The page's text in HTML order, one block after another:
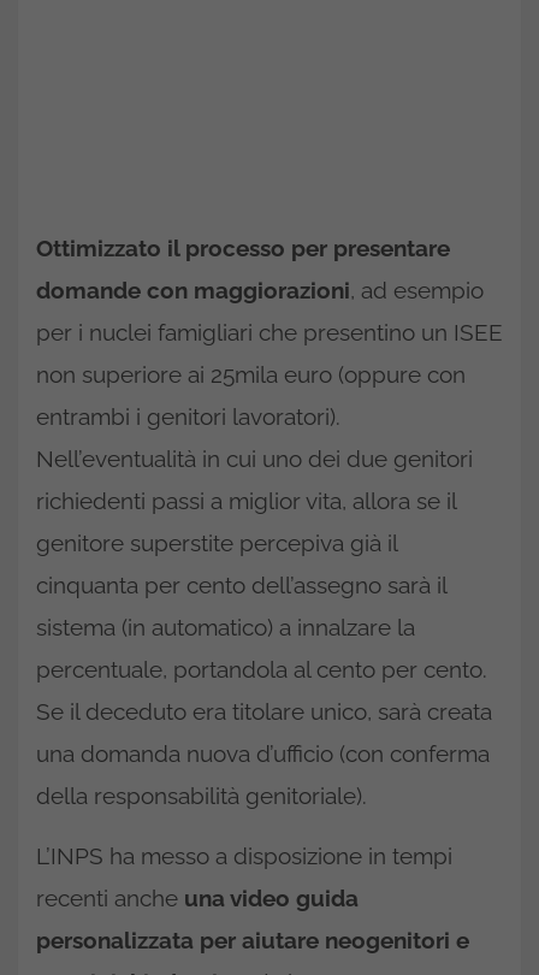
Ottimizzato il processo per presentare
domande con maggiorazioni, ad esempio
per i nuclei famigliari che presentino un ISEE
non superiore ai 25mila euro (oppure con
entrambi i genitori lavoratori).
Nell’eventualità in cui uno dei due genitori
richiedenti passi a miglior vita, allora se il
genitore superstite percepiva già il
cinquanta per cento dell’assegno sarà il
sistema (in automatico) a innalzare la
percentuale, portandola al cento per cento.
Se il deceduto era titolare unico, sarà creata
una domanda nuova d’ufficio (con conferma
della responsabilità genitoriale).
L’INPS ha messo a disposizione in tempi
recenti anche una video guida
personalizzata per aiutare neogenitori e